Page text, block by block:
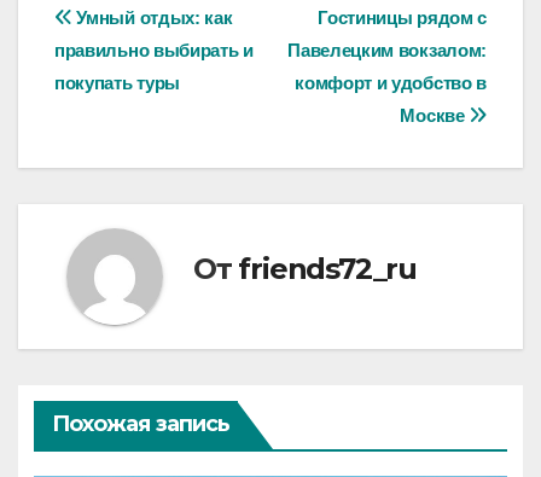
Навигация
по
Гостиницы рядом с
Павелецким вокзалом:
комфорт и удобство в
Москве
Умный отдых: как
правильно выбирать и
покупать туры
От friends72_ru
Похожая запись